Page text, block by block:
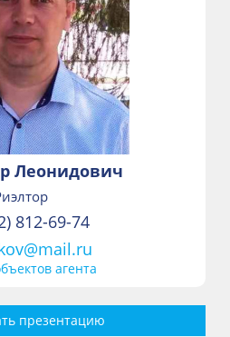
Леонидович
812-69-74
агента
презентацию